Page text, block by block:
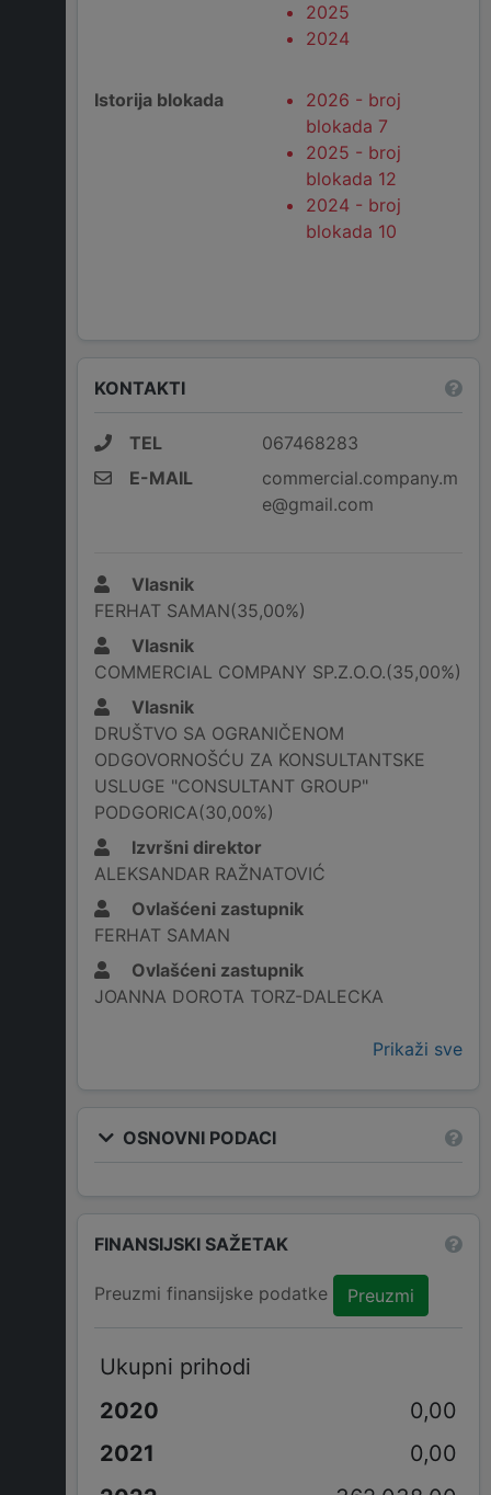
2025
2024
Istorija blokada
2026 - broj
blokada 7
2025 - broj
blokada 12
2024 - broj
blokada 10
KONTAKTI
TEL
067468283
E-MAIL
commercial.company.m
e@gmail.com
Vlasnik
FERHAT SAMAN(35,00%)
Vlasnik
COMMERCIAL COMPANY SP.Z.O.O.(35,00%)
Vlasnik
DRUŠTVO SA OGRANIČENOM
ODGOVORNOŠĆU ZA KONSULTANTSKE
USLUGE "CONSULTANT GROUP"
PODGORICA(30,00%)
Izvršni direktor
ALEKSANDAR RAŽNATOVIĆ
Ovlašćeni zastupnik
FERHAT SAMAN
Ovlašćeni zastupnik
JOANNA DOROTA TORZ-DALECKA
Prikaži sve
OSNOVNI PODACI
FINANSIJSKI SAŽETAK
Preuzmi finansijske podatke Preuzmi
Ukupni prihodi
0,00
0,00